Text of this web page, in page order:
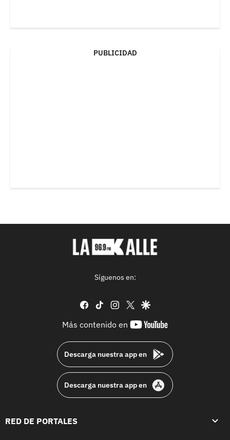
PUBLICIDAD
Síguenos en:
facebook
tiktok instagram
twittergoogle
Más contenido en
youtube-
Descarga nuestra app en
Descarga nuestra app en
RED DE PORTALES